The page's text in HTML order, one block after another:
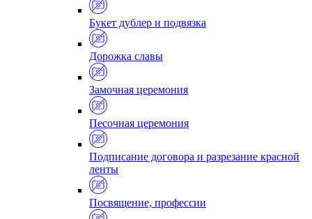
Букет дублер и подвязка
Дорожка славы
Замочная церемония
Песочная церемония
Подписание договора и разрезание красной
ленты
Посвящение, профессии